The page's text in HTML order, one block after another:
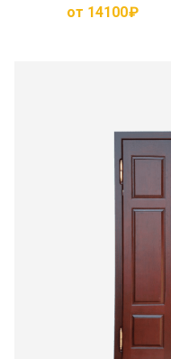
от 14100₽